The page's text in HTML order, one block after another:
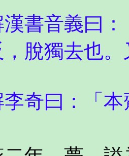
漢書音義曰
脫獨去也
李奇曰：「